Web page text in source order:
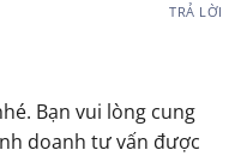
TRẢ LỜI
Bạn vui lòng cung
doanh tư vấn được